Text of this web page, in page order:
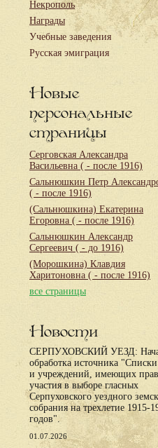
Некрополь
Награды
Учебные заведения
Русская эмиграция
Новые
персональные
страницы
Серговская Александра
Васильевна ( - после 1916)
Сальнюшкин Петр
( - после 1916)
(Сальнюшкина) Екатерина
Егоровна ( - после 1916)
Сальнюшкин Александр
Сергеевич ( - до 1916)
(Морошкина) Клавдия
Харитоновна ( - после 1916)
все страницы
Новости
СЕРПУХОВСКИЙ УЕЗД:
обработка источника
и учреждений, имеющих
участия в выборе гласных
Серпуховского уездного
собрания на трехлетие 1915-
годов".
01.07.2026